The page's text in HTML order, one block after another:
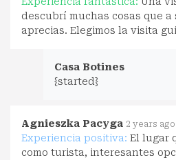
descubrí muchas cosas que a
aprecias. Elegimos la visita
Casa Botines
{started}
Agnieszka Pacyga 2 years ago
Experiencia positiva: El lugar
como turista, interesantes